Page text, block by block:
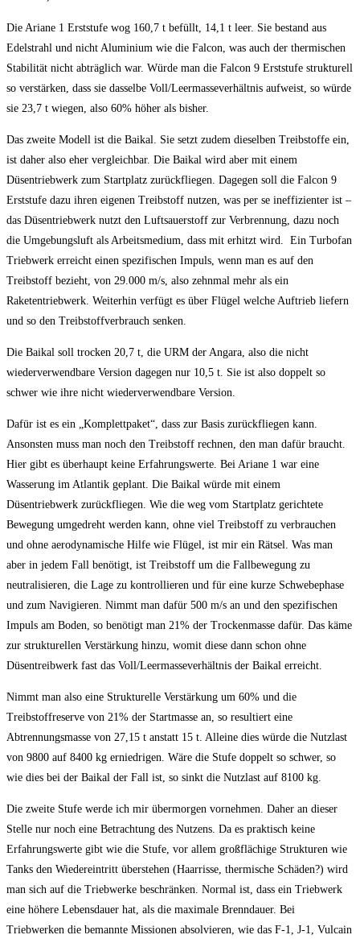
Die Ariane 1 Erststufe wog 160,7 t befüllt, 14,1 t leer. Sie bestand aus
Edelstrahl und nicht Aluminium wie die Falcon, was auch der thermischen
Stabilität nicht abträglich war. Würde man die Falcon 9 Erststufe strukturell
so verstärken, dass sie dasselbe Voll/Leermasseverhältnis aufweist, so würde
sie 23,7 t wiegen, also 60% höher als bisher.
Das zweite Modell ist die Baikal. Sie setzt zudem dieselben Treibstoffe ein,
ist daher also eher vergleichbar. Die Baikal wird aber mit einem
Düsentriebwerk zum Startplatz zurückfliegen. Dagegen soll die Falcon 9
Erststufe dazu ihren eigenen Treibstoff nutzen, was per se ineffizienter ist –
das Düsentriebwerk nutzt den Luftsauerstoff zur Verbrennung, dazu noch
die Umgebungsluft als Arbeitsmedium, dass mit erhitzt wird. Ein Turbofan
Triebwerk erreicht einen spezifischen Impuls, wenn man es auf den
Treibstoff bezieht, von 29.000 m/s, also zehnmal mehr als ein
Raketentriebwerk. Weiterhin verfügt es über Flügel welche Auftrieb liefern
und so den Treibstoffverbrauch senken.
Die Baikal soll trocken 20,7 t, die URM der Angara, also die nicht
wiederverwendbare Version dagegen nur 10,5 t. Sie ist also doppelt so
schwer wie ihre nicht wiederverwendbare Version.
Dafür ist es ein „Komplettpaket“, dass zur Basis zurückfliegen kann.
Ansonsten muss man noch den Treibstoff rechnen, den man dafür braucht.
Hier gibt es überhaupt keine Erfahrungswerte. Bei Ariane 1 war eine
Wasserung im Atlantik geplant. Die Baikal würde mit einem
Düsentriebwerk zurückfliegen. Wie die weg vom Startplatz gerichtete
Bewegung umgedreht werden kann, ohne viel Treibstoff zu verbrauchen
und ohne aerodynamische Hilfe wie Flügel, ist mir ein Rätsel. Was man
aber in jedem Fall benötigt, ist Treibstoff um die Fallbewegung zu
neutralisieren, die Lage zu kontrollieren und für eine kurze Schwebephase
und zum Navigieren. Nimmt man dafür 500 m/s an und den spezifischen
Impuls am Boden, so benötigt man 21% der Trockenmasse dafür. Das käme
zur strukturellen Verstärkung hinzu, womit diese dann schon ohne
Düsentreibwerk fast das Voll/Leermasseverhältnis der Baikal erreicht.
Nimmt man also eine Strukturelle Verstärkung um 60% und die
Treibstoffreserve von 21% der Startmasse an, so resultiert eine
Abtrennungsmasse von 27,15 t anstatt 15 t. Alleine dies würde die Nutzlast
von 9800 auf 8400 kg erniedrigen. Wäre die Stufe doppelt so schwer, so
wie dies bei der Baikal der Fall ist, so sinkt die Nutzlast auf 8100 kg.
Die zweite Stufe werde ich mir übermorgen vornehmen. Daher an dieser
Stelle nur noch eine Betrachtung des Nutzens. Da es praktisch keine
Erfahrungswerte gibt wie die Stufe, vor allem großflächige Strukturen wie
Tanks den Wiedereintritt überstehen (Haarrisse, thermische Schäden?) wird
man sich auf die Triebwerke beschränken. Normal ist, dass ein Triebwerk
eine höhere Lebensdauer hat, als die maximale Brenndauer. Bei
Triebwerken die bemannte Missionen absolvieren, wie das F-1, J-1, Vulcain